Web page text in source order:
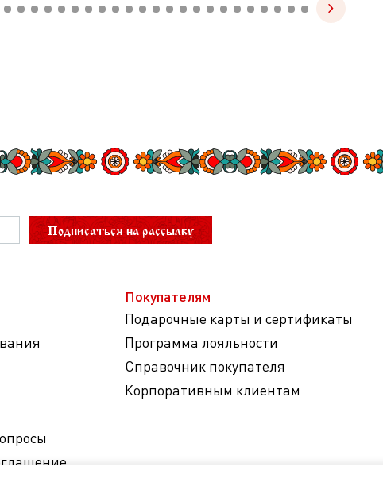
Подписаться на рассылку
Покупателям
Подарочные карты и сертификаты
Программа лояльности
Справочник покупателя
Корпоративным клиентам